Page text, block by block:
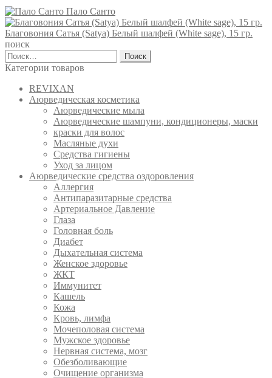
Пало Санто
Благовония Сатья (Satya) Белый шалфей (White sage), 15 гр.
поиск
Найти:
Категории товаров
REVIXAN
Аюрведическая косметика
Аюрведические мыла
Аюрведические шампуни, кондиционеры, маски
краски для волос
Масляные духи
Средства гигиены
Уход за лицом
Аюрведические средства оздоровления
Аллергия
Антипаразитарные средства
Артериальное Давление
Глаза
Головная боль
Диабет
Дыхательная система
Женское здоровье
ЖКТ
Иммунитет
Кашель
Кожа
Кровь, лимфа
Мочеполовая система
Мужское здоровье
Нервная система, мозг
Обезболивающие
Очищение организма